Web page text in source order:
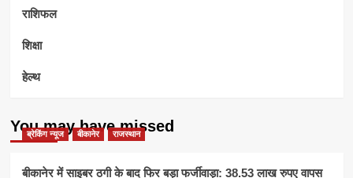
राशिफल
शिक्षा
हेल्थ
You may have missed
ब्रेकिंग न्यूज बीकानेर राजस्थान
बीकानेर में साइबर ठगी के बाद फिर बड़ा फर्जीवाड़ा: 38.53 लाख रुपए वापस